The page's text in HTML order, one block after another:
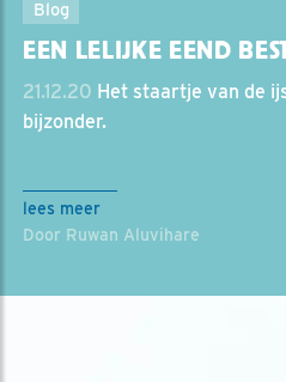
Blog
EEN LELIJKE EEND
21.12.20 Het staartje van de
bijzonder.
lees meer
Door Ruwan Aluvihare